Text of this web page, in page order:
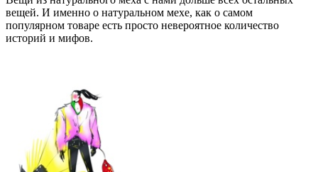
вещей. И именно о натуральном мехе, как о самом
популярном товаре есть просто невероятное количество
историй и мифов.